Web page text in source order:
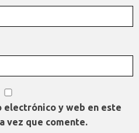
electrónico y web en este
vez que comente.